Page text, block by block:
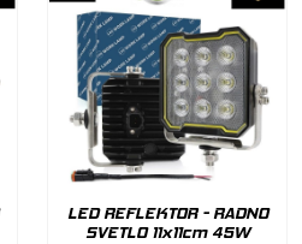
LED REFLEKTOR - RADNO
SVETLO 11x11cm 45W